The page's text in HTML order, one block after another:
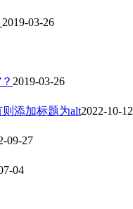
2019-03-26
2019-03-26
则添加标题为alt2022-10-12
09-27
04